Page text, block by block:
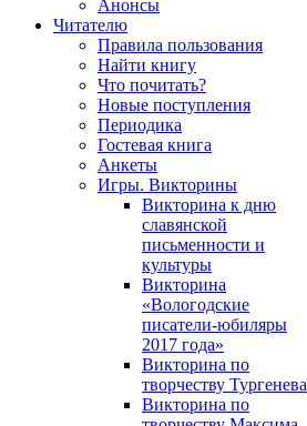
Анонсы
Читателю
Правила пользования
Найти книгу
Что почитать?
Новые поступления
Периодика
Гостевая книга
Анкеты
Игры. Викторины
Викторина к дню
славянской
письменности и
культуры
Викторина
«Вологодские
писатели-юбиляры
2017 года»
Викторина по
творчеству Тургенева
Викторина по